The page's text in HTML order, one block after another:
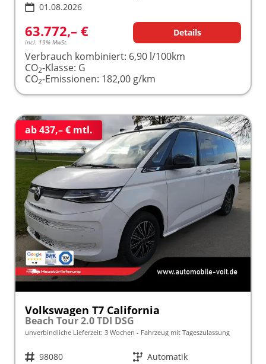
01.08.2026
63.772,– €
incl. 19% MwSt.
Details
Verbrauch kombiniert: 6,90 l/100km
CO2-Klasse: G
CO2-Emissionen: 182,00 g/km
ab 437,– € mtl.
Volkswagen T7 California
Beach Tour 2.0 TDI DSG
unverbindliche Lieferzeit: 3 Wochen Fahrzeug mit Tageszulassung
Fahrzeugnr. 98080 Getriebe Automatik